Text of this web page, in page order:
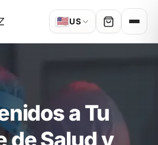
🇺🇸US
a Tu
de Salud y